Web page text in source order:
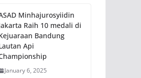
Minhajurosyiidin
Raih 10 medali di
Bandung
Api
January 6, 2025